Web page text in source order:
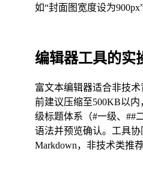
如“封面图宽度设为
编辑器工具的实
富文本编辑器适合非技
前建议压缩至500KB以
级标题体系（#一级、##
语法并预览确认。工具
Markdown，非技术类推